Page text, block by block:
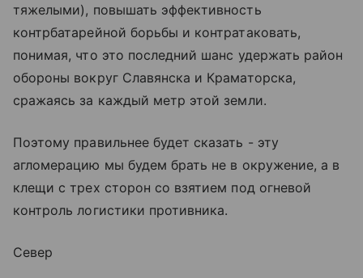
тяжелыми), повышать эффективность
контрбатарейной борьбы и контратаковать,
понимая, что это последний шанс удержать район
обороны вокруг Славянска и Краматорска,
сражаясь за каждый метр этой земли.
Поэтому правильнее будет сказать - эту
агломерацию мы будем брать не в окружение, а в
клещи с трех сторон со взятием под огневой
контроль логистики противника.
Север